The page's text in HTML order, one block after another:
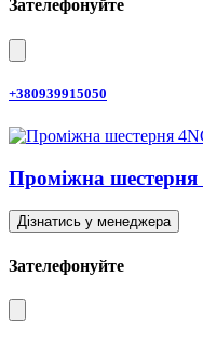
Зателефонуйте
+380939915050
Проміжна
Дізнатись у менеджера
Зателефонуйте